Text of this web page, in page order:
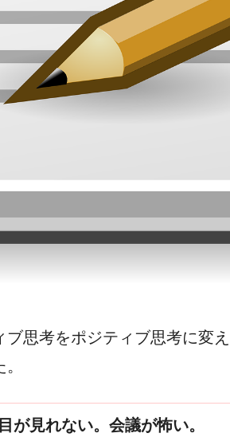
思考をポジティブ思考に変
が見れない。会議が怖い。